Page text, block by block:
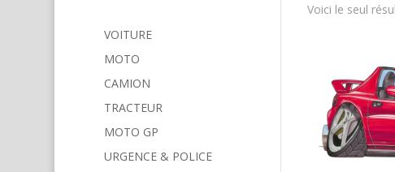
Voici le seul
VOITURE
MOTO
CAMION
TRACTEUR
MOTO GP
URGENCE & POLICE